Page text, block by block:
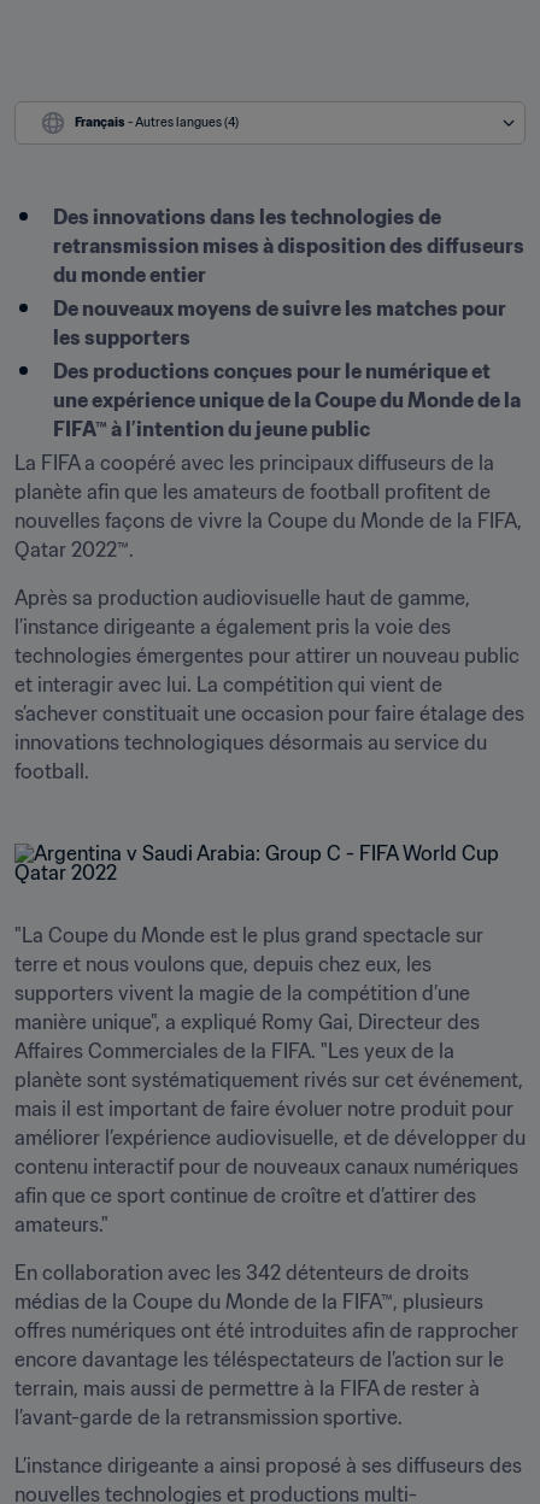
Français - Autres langues (4)
Des innovations dans les technologies de
retransmission mises à disposition des diffuseurs
du monde entier
De nouveaux moyens de suivre les matches pour
les supporters
Des productions conçues pour le numérique et
une expérience unique de la Coupe du Monde de la
FIFA™ à l’intention du jeune public
La FIFA a coopéré avec les principaux diffuseurs de la
planète afin que les amateurs de football profitent de
nouvelles façons de vivre la Coupe du Monde de la FIFA,
Qatar 2022™.
Après sa production audiovisuelle haut de gamme,
l’instance dirigeante a également pris la voie des
technologies émergentes pour attirer un nouveau public
et interagir avec lui. La compétition qui vient de
s’achever constituait une occasion pour faire étalage des
innovations technologiques désormais au service du
football.
"La Coupe du Monde est le plus grand spectacle sur
terre et nous voulons que, depuis chez eux, les
supporters vivent la magie de la compétition d’une
manière unique", a expliqué Romy Gai, Directeur des
Affaires Commerciales de la FIFA. "Les yeux de la
planète sont systématiquement rivés sur cet événement,
mais il est important de faire évoluer notre produit pour
améliorer l’expérience audiovisuelle, et de développer du
contenu interactif pour de nouveaux canaux numériques
afin que ce sport continue de croître et d’attirer des
amateurs."
En collaboration avec les 342 détenteurs de droits
médias de la Coupe du Monde de la FIFA™, plusieurs
offres numériques ont été introduites afin de rapprocher
encore davantage les téléspectateurs de l’action sur le
terrain, mais aussi de permettre à la FIFA de rester à
l’avant-garde de la retransmission sportive.
L’instance dirigeante a ainsi proposé à ses diffuseurs des
nouvelles technologies et productions multi-